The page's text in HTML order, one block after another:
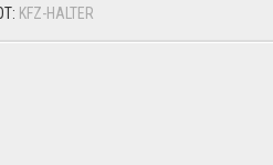
KFZ-HALTER